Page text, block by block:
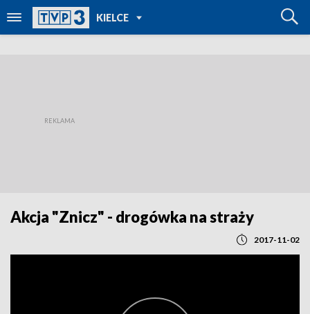
KIELCE
TVP REGIONY
Akcja "Znicz" - drogówka na straży
2017-11-02